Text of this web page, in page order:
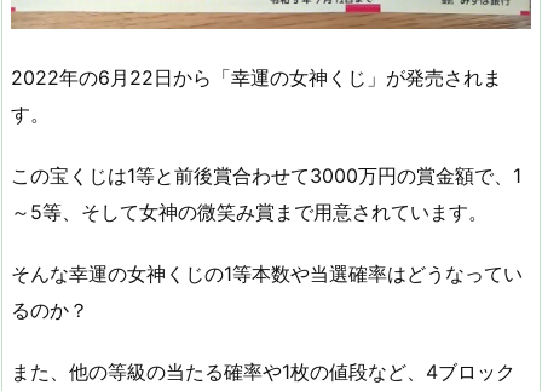
2022年の6月22日から「幸運の女神くじ」が発売されま
す。
この宝くじは1等と前後賞合わせて3000万円の賞金額で、1
～5等、そして女神の微笑み賞まで用意されています。
そんな幸運の女神くじの1等本数や当選確率はどうなってい
るのか？
また、他の等級の当たる確率や1枚の値段など、4ブロック